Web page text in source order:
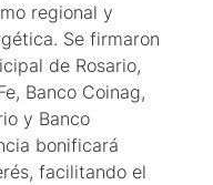
regional y
Se firmaron
de Rosario,
Banco Coinag,
y Banco
bonificará
facilitando el